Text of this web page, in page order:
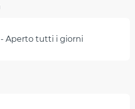
Aperto tutti i giorni